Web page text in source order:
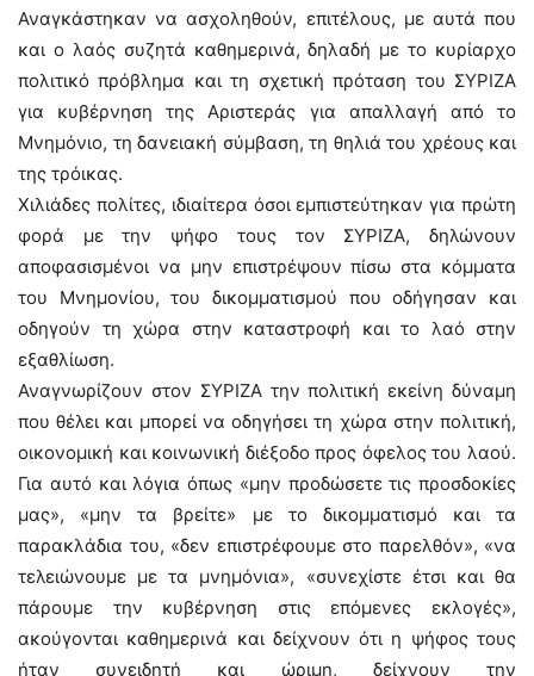
Αναγκάστηκαν να ασχοληθούν, επιτέλους, με αυτά που
και ο λαός συζητά καθημερινά, δηλαδή με το κυρίαρχο
πολιτικό πρόβλημα και τη σχετική πρόταση του ΣΥΡΙΖΑ
για κυβέρνηση της Αριστεράς για απαλλαγή από το
Μνημόνιο, τη δανειακή σύμβαση, τη θηλιά του χρέους και
της τρόικας.
Χιλιάδες πολίτες, ιδιαίτερα όσοι εμπιστεύτηκαν για πρώτη
φορά με την ψήφο τους τον ΣΥΡΙΖΑ, δηλώνουν
αποφασισμένοι να μην επιστρέψουν πίσω στα κόμματα
του Μνημονίου, του δικομματισμού που οδήγησαν και
οδηγούν τη χώρα στην καταστροφή και το λαό στην
εξαθλίωση.
Αναγνωρίζουν στον ΣΥΡΙΖΑ την πολιτική εκείνη δύναμη
που θέλει και μπορεί να οδηγήσει τη χώρα στην πολιτική,
οικονομική και κοινωνική διέξοδο προς όφελος του λαού.
Για αυτό και λόγια όπως «μην προδώσετε τις προσδοκίες
μας», «μην τα βρείτε» με το δικομματισμό και τα
παρακλάδια του, «δεν επιστρέφουμε στο παρελθόν», «να
τελειώνουμε με τα μνημόνια», «συνεχίστε έτσι και θα
πάρουμε την κυβέρνηση στις επόμενες εκλογές»,
ακούγονται καθημερινά και δείχνουν ότι η ψήφος τους
ήταν συνειδητή και ώριμη, δείχνουν την